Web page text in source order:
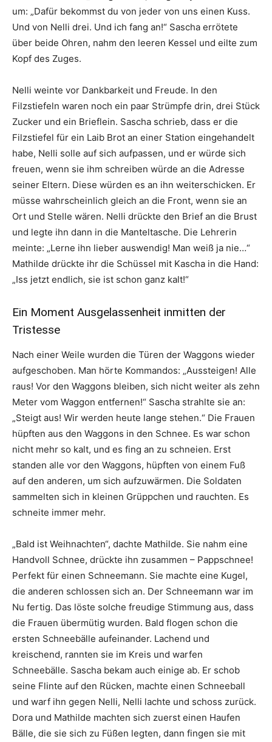
um: „Dafür bekommst du von jeder von uns einen Kuss.
Und von Nelli drei. Und ich fang an!“ Sascha errötete
über beide Ohren, nahm den leeren Kessel und eilte zum
Kopf des Zuges.
Nelli weinte vor Dankbarkeit und Freude. In den
Filzstiefeln waren noch ein paar Strümpfe drin, drei Stück
Zucker und ein Brieflein. Sascha schrieb, dass er die
Filzstiefel für ein Laib Brot an einer Station eingehandelt
habe, Nelli solle auf sich aufpassen, und er würde sich
freuen, wenn sie ihm schreiben würde an die Adresse
seiner Eltern. Diese würden es an ihn weiterschicken. Er
müsse wahrscheinlich gleich an die Front, wenn sie an
Ort und Stelle wären. Nelli drückte den Brief an die Brust
und legte ihn dann in die Manteltasche. Die Lehrerin
meinte: „Lerne ihn lieber auswendig! Man weiß ja nie…“
Mathilde drückte ihr die Schüssel mit Kascha in die Hand:
„Iss jetzt endlich, sie ist schon ganz kalt!“
Ein Moment Ausgelassenheit inmitten der
Tristesse
Nach einer Weile wurden die Türen der Waggons wieder
aufgeschoben. Man hörte Kommandos: „Aussteigen! Alle
raus! Vor den Waggons bleiben, sich nicht weiter als zehn
Meter vom Waggon entfernen!“ Sascha strahlte sie an:
„Steigt aus! Wir werden heute lange stehen.“ Die Frauen
hüpften aus den Waggons in den Schnee. Es war schon
nicht mehr so kalt, und es fing an zu schneien. Erst
standen alle vor den Waggons, hüpften von einem Fuß
auf den anderen, um sich aufzuwärmen. Die Soldaten
sammelten sich in kleinen Grüppchen und rauchten. Es
schneite immer mehr.
„Bald ist Weihnachten“, dachte Mathilde. Sie nahm eine
Handvoll Schnee, drückte ihn zusammen – Pappschnee!
Perfekt für einen Schneemann. Sie machte eine Kugel,
die anderen schlossen sich an. Der Schneemann war im
Nu fertig. Das löste solche freudige Stimmung aus, dass
die Frauen übermütig wurden. Bald flogen schon die
ersten Schneebälle aufeinander. Lachend und
kreischend, rannten sie im Kreis und warfen
Schneebälle. Sascha bekam auch einige ab. Er schob
seine Flinte auf den Rücken, machte einen Schneeball
und warf ihn gegen Nelli, Nelli lachte und schoss zurück.
Dora und Mathilde machten sich zuerst einen Haufen
Bälle, die sie sich zu Füßen legten, dann fingen sie mit